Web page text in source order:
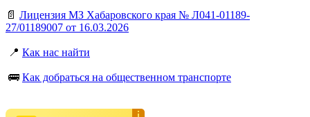
📄 Лицензия МЗ Хабаровского края № Л041-01189-
27/01189007 от 16.03.2026
📍 Как нас найти
🚌 Как добраться на общественном транспорте